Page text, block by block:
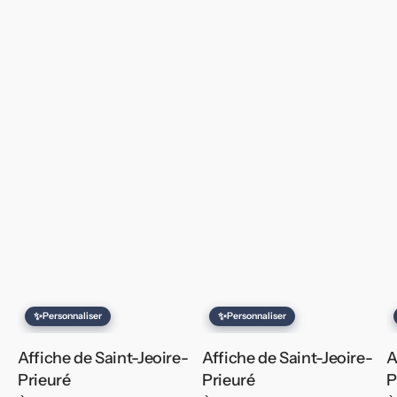
✨Personnaliser
Affiche de Saint-Jeoire-
Prieuré
✨Personnaliser
Affiche de Saint-Jeoire-
Prieuré